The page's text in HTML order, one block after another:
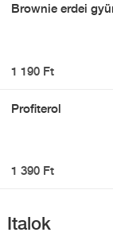
Brownie erdei
1 190 Ft
Profiterol
1 390 Ft
Italok